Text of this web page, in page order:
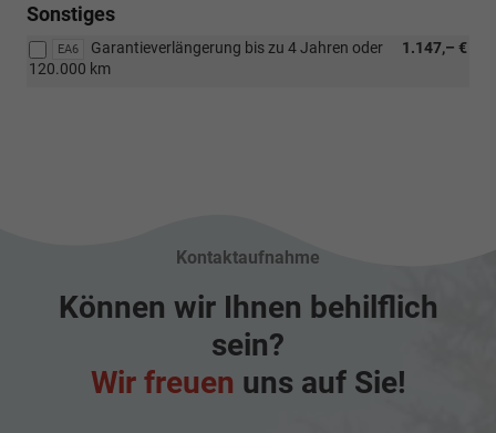
Sonstiges
EA6 1.147,– €
Garantieverlängerung bis zu 4 Jahren oder
120.000 km
Kontaktaufnahme
Können wir Ihnen behilflich
sein?
Wir freuen uns auf Sie!